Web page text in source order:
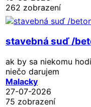
262 zobrazení
stavebná suď /
ak by sa niekomu
niečo darujem
Malacky
27-07-2026
75 zobrazení